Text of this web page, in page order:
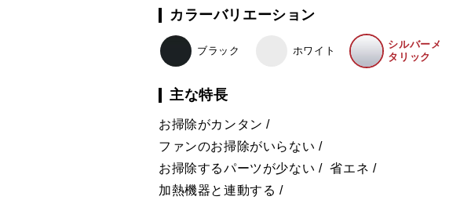
カラーバリエーション
ブラック ホワイト
シルバーメ
タリック
主な特長
お掃除がカンタン
ファンのお掃除がいらない
お掃除するパーツが少ない
省エネ
加熱機器と連動する